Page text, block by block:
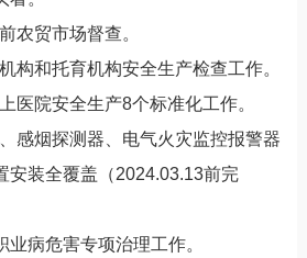
农贸市场督查。
构和托育机构安全生产检查工作。
医院安全生产8个标准化工作。
感烟探测器、电气火灾监控报警器
安装全覆盖（2024.03.13前完
业病危害专项治理工作。